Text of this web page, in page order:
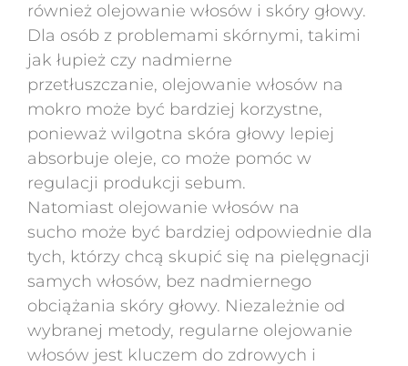
również olejowanie włosów i skóry głowy.
Dla osób z problemami skórnymi, takimi
jak łupież czy nadmierne
przetłuszczanie, olejowanie włosów na
mokro może być bardziej korzystne,
ponieważ wilgotna skóra głowy lepiej
absorbuje oleje, co może pomóc w
regulacji produkcji sebum.
Natomiast olejowanie włosów na
sucho może być bardziej odpowiednie dla
tych, którzy chcą skupić się na pielęgnacji
samych włosów, bez nadmiernego
obciążania skóry głowy. Niezależnie od
wybranej metody, regularne olejowanie
włosów jest kluczem do zdrowych i